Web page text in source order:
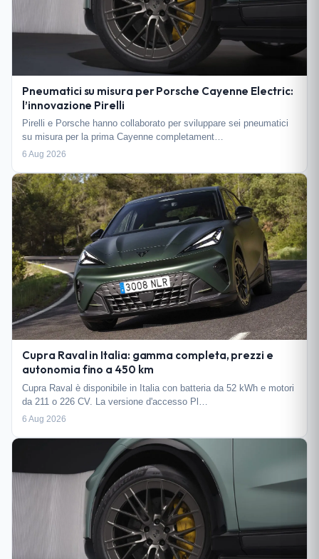
Pneumatici su misura per Porsche Cayenne Electric:
l’innovazione Pirelli
Pirelli e Porsche hanno collaborato per sviluppare sei pneumatici
su misura per la prima Cayenne completament…
6 Aug 2026
Cupra Raval in Italia: gamma completa, prezzi e
autonomia fino a 450 km
Cupra Raval è disponibile in Italia con batteria da 52 kWh e motori
da 211 o 226 CV. La versione d'accesso Pl…
6 Aug 2026